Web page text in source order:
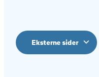
Eksterne sider